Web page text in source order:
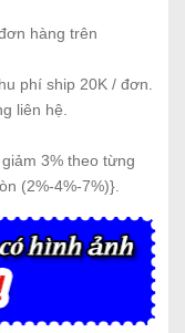
hàng trên
phí ship 20K / đơn.
liên hệ.
3% theo từng
(2%-4%-7%)}.